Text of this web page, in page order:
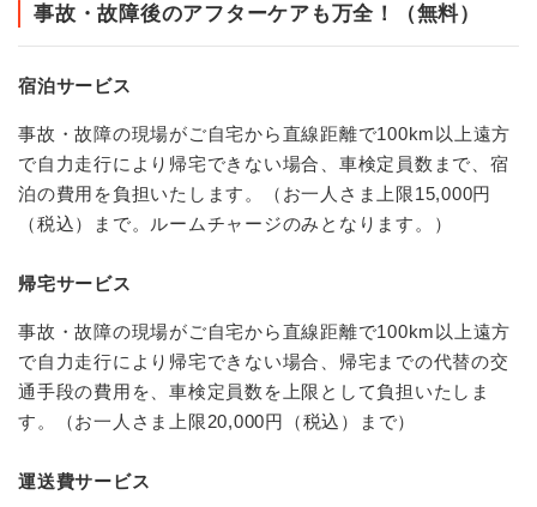
事故・故障後のアフターケアも万全！（無料）
宿泊サービス
事故・故障の現場がご自宅から直線距離で100km以上遠方
で自力走行により帰宅できない場合、車検定員数まで、宿
泊の費用を負担いたします。（お一人さま上限15,000円
（税込）まで。ルームチャージのみとなります。）
帰宅サービス
事故・故障の現場がご自宅から直線距離で100km以上遠方
で自力走行により帰宅できない場合、帰宅までの代替の交
通手段の費用を、車検定員数を上限として負担いたしま
す。（お一人さま上限20,000円（税込）まで）
運送費サービス